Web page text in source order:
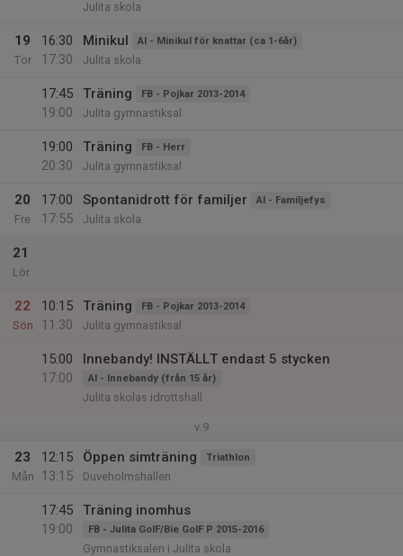
Julita skola
19
Tor
16:30
17:30
Minikul AI - Minikul för knattar (ca 1-6år)
Julita skola
17:45
19:00
Träning FB - Pojkar 2013-2014
Julita gymnastiksal
19:00
20:30
Träning FB - Herr
Julita gymnastiksal
20
Fre
17:00
17:55
Spontanidrott för familjer AI - Familjefys
Julita skola
21
Lör
22
Sön
10:15
11:30
Träning FB - Pojkar 2013-2014
Julita gymnastiksal
15:00
17:00
Innebandy! INSTÄLLT endast 5 stycken
AI - Innebandy (från 15 år)
Julita skolas idrottshall
v.9
23
Mån
12:15
13:15
Öppen simträning Triathlon
Duveholmshallen
17:45
19:00
Träning inomhus
FB - Julita GoIF/Bie GoIF P 2015-2016
Gymnastiksalen i Julita skola